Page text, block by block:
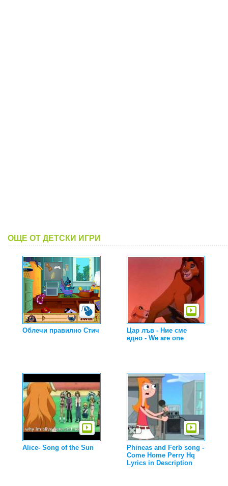
ОЩЕ ОТ ДЕТСКИ ИГРИ
Облечи правилно Стич
Цар лъв - Ние сме
едно - We are one
Alice- Song of the Sun
Phineas and Ferb song -
Come Home Perry Hq
Lyrics in Description